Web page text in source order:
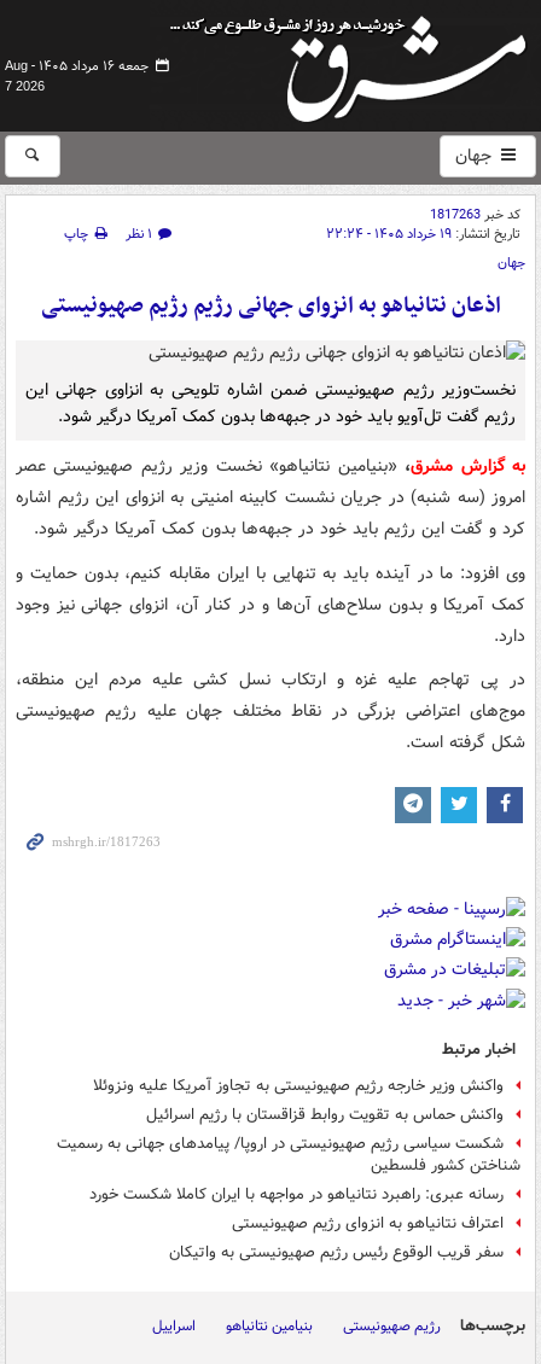
جمعه ۱۶ مرداد ۱۴۰۵ -
Aug
7 2026
جهان
کد خبر1817263
تاریخ انتشار: ۱۹ خرداد ۱۴۰۵ - ۲۲:۲۴ ۱ نظر
چاپ
جهان
اذعان نتانیاهو به انزوای جهانی رژیم رژیم صهیونیستی
نخست‌وزیر رژیم صهیونیستی ضمن اشاره تلویحی به انزاوی جهانی این
رژیم گفت تل‌آویو باید خود در جبهه‌ها بدون کمک آمریکا درگیر شود.
به گزارش مشرق، «بنیامین نتانیاهو» نخست وزیر رژیم صهیونیستی عصر
امروز (سه شنبه) در جریان نشست کابینه امنیتی به انزوای این رژیم اشاره
کرد و گفت این رژیم باید خود در جبهه‌ها بدون کمک آمریکا درگیر شود.
وی افزود: ما در آینده باید به تنهایی با ایران مقابله کنیم، بدون حمایت و
کمک آمریکا و بدون سلاح‌های آن‌ها و در کنار آن، انزوای جهانی نیز وجود
دارد.
در پی تهاجم علیه غزه و ارتکاب نسل کشی علیه مردم این منطقه،
موج‌های اعتراضی بزرگی در نقاط مختلف جهان علیه رژیم صهیونیستی
شکل گرفته است.
اخبار مرتبط
واکنش وزیر خارجه رژیم صهیونیستی به تجاوز آمریکا علیه ونزوئلا
واکنش حماس به تقویت روابط قزاقستان با رژیم اسرائیل
شکست سیاسی رژیم صهیونیستی در اروپا/ پیامدهای جهانی به رسمیت
شناختن کشور فلسطین
رسانه‌ عبری: راهبرد نتانیاهو در مواجهه با ایران کاملا شکست خورد
اعتراف نتانیاهو به انزوای رژیم صهیونیستی
سفر قریب الوقوع رئیس رژیم صهیونیستی به واتیکان
برچسب‌ها رژیم صهیونیستی بنیامین نتانیاهو اسراییل